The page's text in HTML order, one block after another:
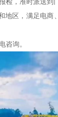
地区，满足电商
咨询。